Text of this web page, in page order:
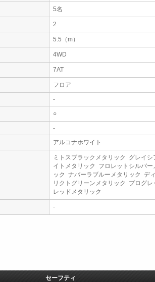
5名
2
5.5（m）
4WD
7AT
フロア
-
○
-
アルコナホワイト
ミトスブラックメタリック グレイシ
イトメタリック フロレットシルバー
ック ナバーラブルーメタリック デ
リクトグリーンメタリック プログレ
レッドメタリック
-
セーフティ